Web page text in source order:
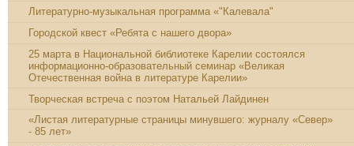
Литературно-музыкальная программа «"Калевала"
Городской квест «Ребята с нашего двора»
25 марта в Национальной библиотеке Карелии состоялся
информационно-образовательный семинар «Великая
Отечественная война в литературе Карелии»
Творческая встреча с поэтом Натальей Лайдинен
«Листая литературные страницы минувшего: журналу «Север»
- 85 лет»